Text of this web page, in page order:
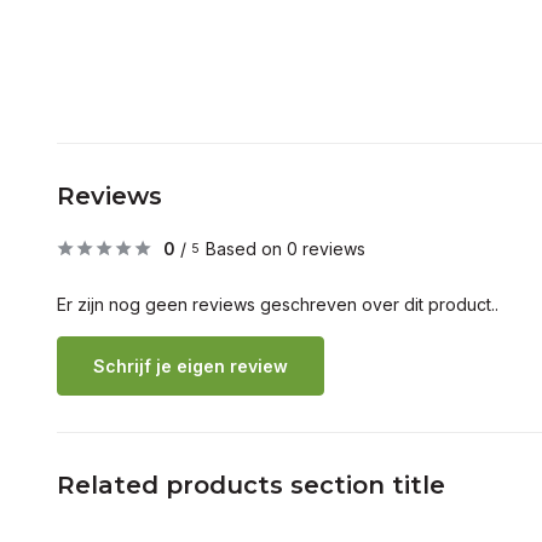
Reviews
0 / 5 Based on 0 reviews
Er zijn nog geen reviews geschreven over dit product..
Schrijf je eigen review
Related products section title